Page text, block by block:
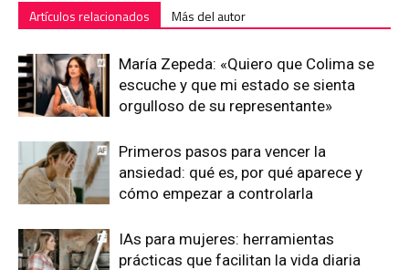
Artículos relacionados Más del autor
María Zepeda: «Quiero que Colima se
escuche y que mi estado se sienta
orgulloso de su representante»
Primeros pasos para vencer la
ansiedad: qué es, por qué aparece y
cómo empezar a controlarla
IAs para mujeres: herramientas
prácticas que facilitan la vida diaria